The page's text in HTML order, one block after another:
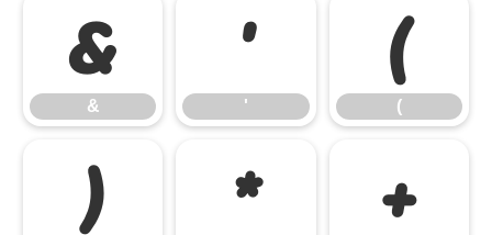
&
&
'
'
(
(
) * +